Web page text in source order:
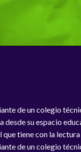
de un colegio
desde su espacio
tiene con la lectura
de un colegio